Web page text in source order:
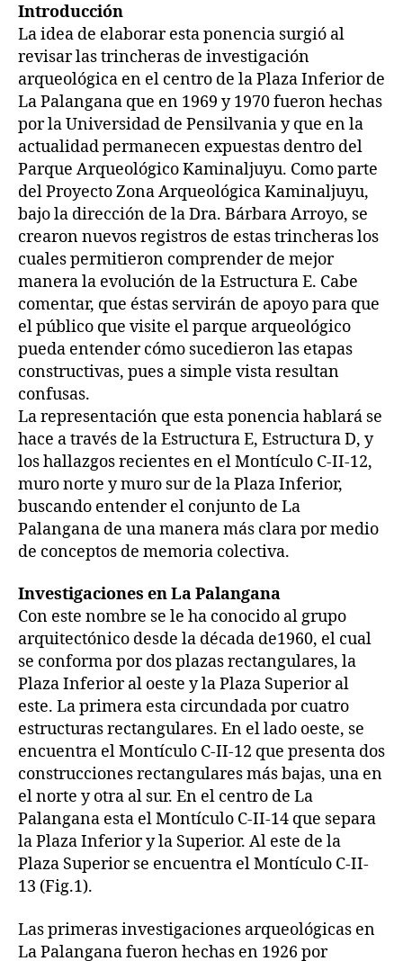
Introducción
La idea de elaborar esta ponencia surgió al
revisar las trincheras de investigación
arqueológica en el centro de la Plaza Inferior de
La Palangana que en 1969 y 1970 fueron hechas
por la Universidad de Pensilvania y que en la
actualidad permanecen expuestas dentro del
Parque Arqueológico Kaminaljuyu. Como parte
del Proyecto Zona Arqueológica Kaminaljuyu,
bajo la dirección de la Dra. Bárbara Arroyo, se
crearon nuevos registros de estas trincheras los
cuales permitieron comprender de mejor
manera la evolución de la Estructura E. Cabe
comentar, que éstas servirán de apoyo para que
el público que visite el parque arqueológico
pueda entender cómo sucedieron las etapas
constructivas, pues a simple vista resultan
confusas.
La representación que esta ponencia hablará se
hace a través de la Estructura E, Estructura D, y
los hallazgos recientes en el Montículo C-II-12,
muro norte y muro sur de la Plaza Inferior,
buscando entender el conjunto de La
Palangana de una manera más clara por medio
de conceptos de memoria colectiva.
Investigaciones en La Palangana
Con este nombre se le ha conocido al grupo
arquitectónico desde la década de1960, el cual
se conforma por dos plazas rectangulares, la
Plaza Inferior al oeste y la Plaza Superior al
este. La primera esta circundada por cuatro
estructuras rectangulares. En el lado oeste, se
encuentra el Montículo C-II-12 que presenta dos
construcciones rectangulares más bajas, una en
el norte y otra al sur. En el centro de La
Palangana esta el Montículo C-II-14 que separa
la Plaza Inferior y la Superior. Al este de la
Plaza Superior se encuentra el Montículo C-II-
13 (Fig.1).
Las primeras investigaciones arqueológicas en
La Palangana fueron hechas en 1926 por